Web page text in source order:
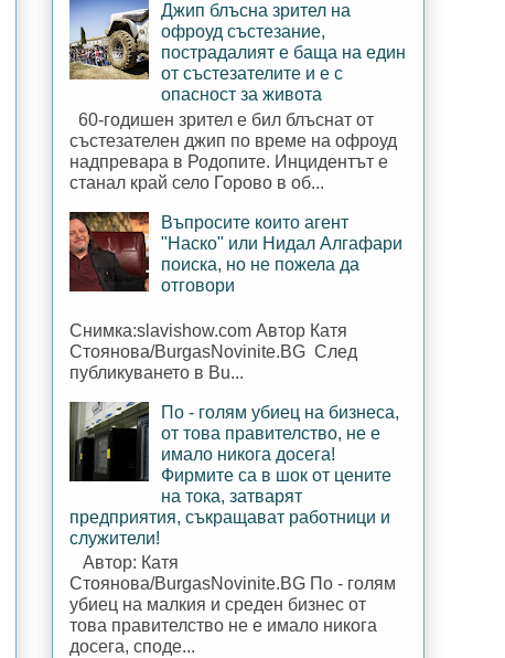
Джип блъсна зрител на
офроуд състезание,
пострадалият е баща на един
от състезателите и е с
опасност за живота
60-годишен зрител е бил блъснат от
състезателен джип по време на офроуд
надпревара в Родопите. Инцидентът е
станал край село Горово в об...
Въпросите които агент
"Наско" или Нидал Алгафари
поиска, но не пожела да
отговори
Снимка:slavishow.com Автор Катя
Стоянова/BurgasNovinite.BG След
публикуването в Bu...
По - голям убиец на бизнеса,
от това правителство, не е
имало никога досега!
Фирмите са в шок от цените
на тока, затварят
предприятия, съкращават работници и
служители!
Автор: Катя
Стоянова/BurgasNovinite.BG По - голям
убиец на малкия и среден бизнес от
това правителство не е имало никога
досега, споде...